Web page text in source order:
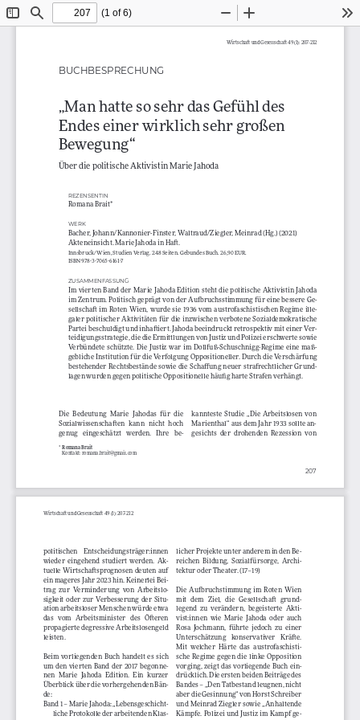
ToggleFind
(1 of 6)
Zoom
Wirtschaft und Gesellschaft 49 (1): 207-212
207
* Romana Brait
    Kontakt: romana.brait@gmail.com
BUCHBESPRECHUNG
„Man hatte so sehr das Gefühl des
Endes einer wirklich sehr großen
Bewegung“
Über die politische Aktivistin Marie Jahoda
REZENSENTIN
Romana Brait*
WERK
Bacher, Johann/Kannonier-Finster, Waltraud/Ziegler, Meinrad (Hg.) (2021)
Akteneinsicht. Marie Jahoda in Haft.
Innsbruck/ Wien, Studien Verlag. 248 Seiten. Gebundes Buch. 26,90 EUR.
ISBN 978-3-7065-6161-7
ZUSAMMENFASSUNG
Im  vierten  Band  der  Marie  Jahoda  Edition  steht  die  politische  Aktivistin  Jahoda
im Zentrum. Politisch geprägt von der Aufbruchsstimmung für eine bessere Ge-
sellschaft  im  Roten  Wien,  wurde  sie  1936  vom  austrofaschistischen  Regime  ille-
galer  politischer  Aktivitäten  für  die  inzwischen  verbotene  Sozialdemokratische
Partei beschuldigt und inhaftiert. Jahoda beeindruckt retrospektiv mit einer Ver-
teidigungsstrategie, die die Ermittlungen von Justiz und Polizei erschwerte sowie
Verbündete  schützte.  Die  Justiz  war  im  Dollfuß-Schuschnigg-Regime  eine  maß-
gebliche Institution für die Verfolgung Oppositioneller. Durch die Verschärfung
bestehender  Rechtsbestände  sowie  die  Schaffung  neuer  strafrechtlicher  Grund-
lagen wurden gegen politische Oppositionelle häufig harte Strafen verhängt.
Die   Bedeutung   Marie   Jahodas   für   die
Sozialwissenschaften   kann   nicht   hoch
genug    eingeschätzt    werden.    Ihre    be-
kannteste  Studie  „Die  Arbeitslosen  von
Marienthal“ aus dem Jahr 1933 sollte an-
gesichts   der   drohenden   Rezession   von
Wirtschaft und Gesellschaft 49 (1): 207-212
politischen     Entscheidungsträger:innen
wieder  eingehend  studiert  werden.  Ak-
tuelle  Wirtschaftsprognosen  deuten  auf
ein mageres Jahr 2023 hin. Keinerlei Bei-
trag  zur  Verminderung  von  Arbeitslo-
sigkeit  oder  zur  Verbesserung  der  Situ-
ation arbeitsloser Menschen würde etwa
das   vom   Arbeitsminister   des   Öfteren
propagierte degressive Arbeitslosengeld
leisten.
Beim  vorliegenden  Buch  handelt  es  sich
um  den  vierten  Band  der  2017  begonne-
nen   Marie   Jahoda   Edition.   Ein   kurzer
Überblick über die vorhergehenden Bän-
de:
Band 1 – Marie Jahoda: „Lebensgeschicht-
liche Protokolle der arbeitenden Klas-
licher Projekte unter anderem in den Be-
reichen  Bildung,  Sozialfürsorge,  Archi-
tektur oder Theater. (17–19)
Die  Aufbruchstimmung  im  Roten  Wien
mit   dem   Ziel,   die   Gesellschaft   grund-
legend  zu  verändern,  begeisterte  Akti-
vist:innen  wie  Marie  Jahoda  oder  auch
Rosa  Jochmann,  führte  jedoch  zu  einer
Unterschätzung    konservativer    Kräfte.
Mit   welcher   Härte   das   austrofaschisti-
sche  Regime  gegen  die  linke  Opposition
vorging,  zeigt  das  vorliegende  Buch  ein-
drücklich. Die ersten beiden Beiträge des
Bandes – „Den Tatbestand leugnen, nicht
aber die Gesinnung“ von Horst Schreiber
und  Meinrad  Ziegler  sowie  „Anhaltende
Kämpfe.  Polizei  und  Justiz  im  Kampf  ge-